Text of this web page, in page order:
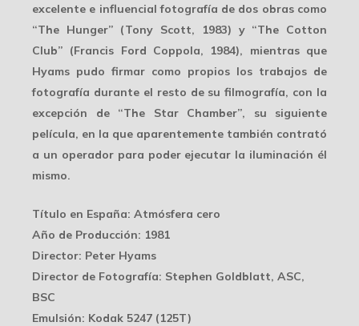
excelente e influencial fotografía de dos obras como
“The Hunger” (Tony Scott, 1983) y “The Cotton
Club” (Francis Ford Coppola, 1984), mientras que
Hyams pudo firmar como propios los trabajos de
fotografía durante el resto de su filmografía, con la
excepción de “The Star Chamber”, su siguiente
película, en la que aparentemente también contrató
a un operador para poder ejecutar la iluminación él
mismo.
Título en España: Atmósfera cero
Año de Producción: 1981
Director: Peter Hyams
Director de Fotografía: Stephen Goldblatt, ASC,
BSC
Emulsión: Kodak 5247 (125T)